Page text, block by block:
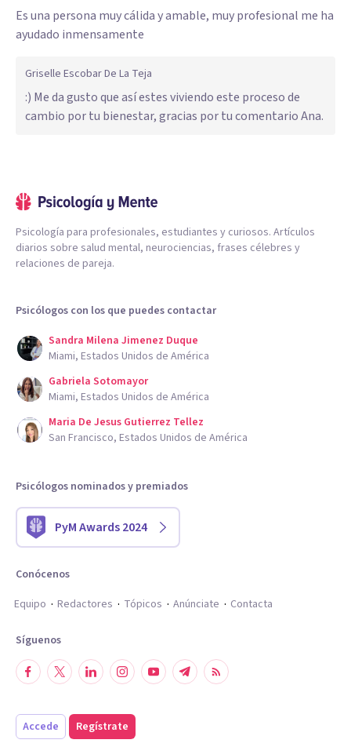
Es una persona muy cálida y amable, muy profesional me ha
ayudado inmensamente
Griselle Escobar De La Teja
:) Me da gusto que así estes viviendo este proceso de
cambio por tu bienestar, gracias por tu comentario Ana.
Psicología para profesionales, estudiantes y curiosos. Artículos
diarios sobre salud mental, neurociencias, frases célebres y
relaciones de pareja.
Psicólogos con los que puedes contactar
Sandra Milena Jimenez Duque
Miami, Estados Unidos de América
Gabriela Sotomayor
Miami, Estados Unidos de América
Maria De Jesus Gutierrez Tellez
San Francisco, Estados Unidos de América
Psicólogos nominados y premiados
PyM Awards 2024
Conócenos
Equipo
Redactores Tópicos Anúnciate Contacta
Síguenos
Accede Regístrate